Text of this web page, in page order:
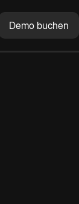
Demo buchen